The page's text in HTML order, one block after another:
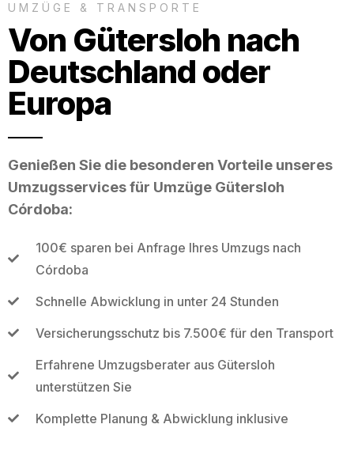
UMZÜGE & TRANSPORTE
Von Gütersloh nach
Deutschland oder
Europa
Genießen Sie die besonderen Vorteile unseres
Umzugsservices für Umzüge Gütersloh
Córdoba:
100€ sparen bei Anfrage Ihres Umzugs nach
Córdoba
Schnelle Abwicklung in unter 24 Stunden
Versicherungsschutz bis 7.500€ für den Transport
Erfahrene Umzugsberater aus Gütersloh
unterstützen Sie
Komplette Planung & Abwicklung inklusive